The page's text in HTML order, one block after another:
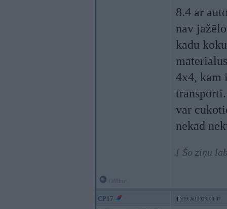
8.4 ar
nav
kadu
4x4, kam
var
nekad
[ Šo ziņu
CP17 19. Jul 2023, 00:07